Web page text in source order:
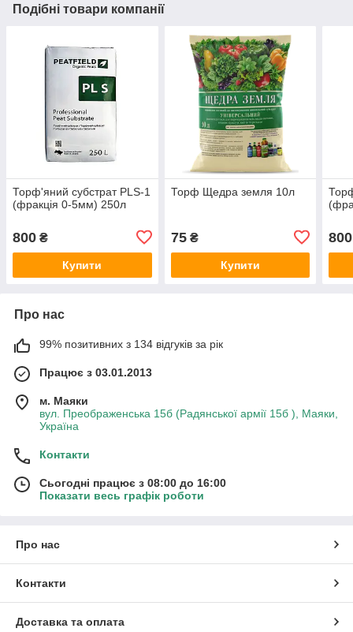
Подібні товари компанії
Торф'яний субстрат PLS-1
(фракція 0-5мм) 250л
800 ₴
Купити
Торф Щедра земля 10л
75₴
Купити
800
Про нас
99% позитивних з 134 відгуків за рік
Працює з 03.01.2013
м. Маяки
вул. Преображенська 15б (Радянської армії 15б ), Маяки,
Україна
Контакти
Сьогодні працює з 08:00 до 16:00
Показати весь графік роботи
Про нас
Контакти
Доставка та оплата